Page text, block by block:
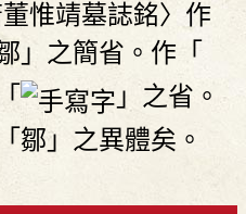
惟靖墓誌銘〉作
」之簡省。作「
」之省。
鄒」之異體矣。